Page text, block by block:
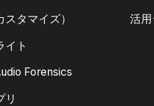
タマイズ）
イト
Forensics
リ
活